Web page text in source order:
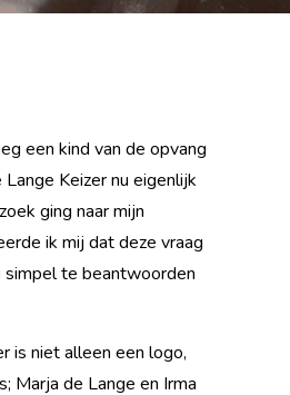
een kind van de opvang
Keizer nu eigenlijk
ging naar mijn
ik mij dat deze vraag
simpel te beantwoorden
is niet alleen een logo,
Marja de Lange en Irma